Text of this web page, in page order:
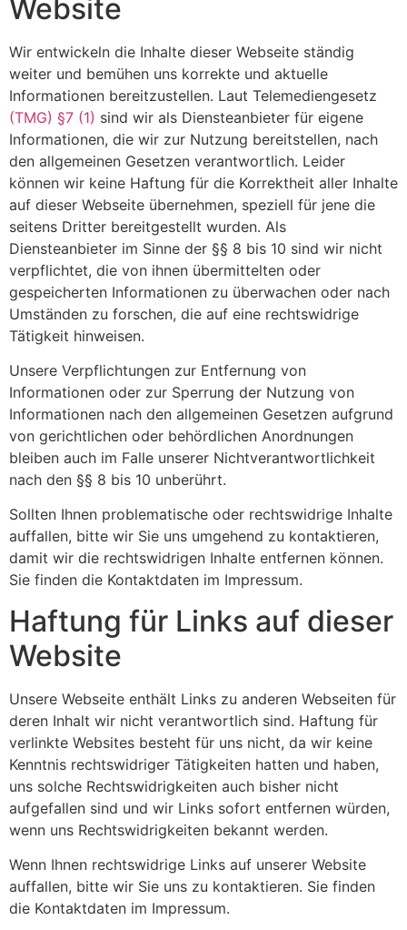
Website
Wir entwickeln die Inhalte dieser Webseite ständig
weiter und bemühen uns korrekte und aktuelle
Informationen bereitzustellen. Laut Telemediengesetz
(TMG) §7 (1) sind wir als Diensteanbieter für eigene
Informationen, die wir zur Nutzung bereitstellen, nach
den allgemeinen Gesetzen verantwortlich. Leider
können wir keine Haftung für die Korrektheit aller Inhalte
auf dieser Webseite übernehmen, speziell für jene die
seitens Dritter bereitgestellt wurden. Als
Diensteanbieter im Sinne der §§ 8 bis 10 sind wir nicht
verpflichtet, die von ihnen übermittelten oder
gespeicherten Informationen zu überwachen oder nach
Umständen zu forschen, die auf eine rechtswidrige
Tätigkeit hinweisen.
Unsere Verpflichtungen zur Entfernung von
Informationen oder zur Sperrung der Nutzung von
Informationen nach den allgemeinen Gesetzen aufgrund
von gerichtlichen oder behördlichen Anordnungen
bleiben auch im Falle unserer Nichtverantwortlichkeit
nach den §§ 8 bis 10 unberührt.
Sollten Ihnen problematische oder rechtswidrige Inhalte
auffallen, bitte wir Sie uns umgehend zu kontaktieren,
damit wir die rechtswidrigen Inhalte entfernen können.
Sie finden die Kontaktdaten im Impressum.
Haftung für Links auf dieser
Website
Unsere Webseite enthält Links zu anderen Webseiten für
deren Inhalt wir nicht verantwortlich sind. Haftung für
verlinkte Websites besteht für uns nicht, da wir keine
Kenntnis rechtswidriger Tätigkeiten hatten und haben,
uns solche Rechtswidrigkeiten auch bisher nicht
aufgefallen sind und wir Links sofort entfernen würden,
wenn uns Rechtswidrigkeiten bekannt werden.
Wenn Ihnen rechtswidrige Links auf unserer Website
auffallen, bitte wir Sie uns zu kontaktieren. Sie finden
die Kontaktdaten im Impressum.